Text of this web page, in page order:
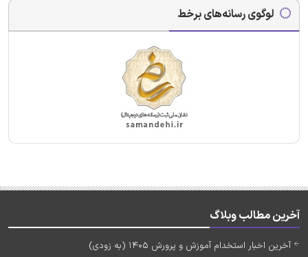
لوگوی رسانه‌های برخط
آخرین مطالب وبلاگ
آخرین اخبار استخدام آموزش و پرورش 1405 (به زودی)